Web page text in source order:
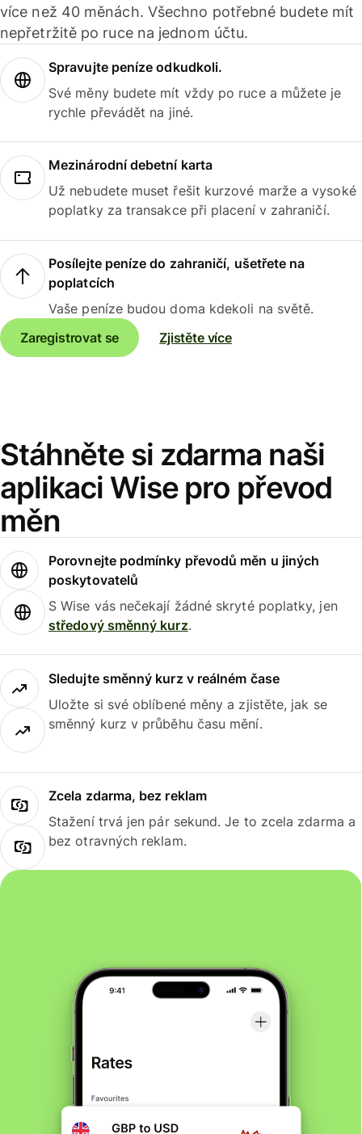
více než 40 měnách. Všechno potřebné budete mít
nepřetržitě po ruce na jednom účtu.
Spravujte peníze odkudkoli.
Své měny budete mít vždy po ruce a můžete je
rychle převádět na jiné.
Mezinárodní debetní karta
Už nebudete muset řešit kurzové marže a vysoké
poplatky za transakce při placení v zahraničí.
Posílejte peníze do zahraničí, ušetřete na
poplatcích
Vaše peníze budou doma kdekoli na světě.
Zaregistrovat se
Zjistěte více
Stáhněte si zdarma naši
aplikaci Wise pro převod
měn
Porovnejte podmínky převodů měn u jiných
poskytovatelů
S Wise vás nečekají žádné skryté poplatky, jen
středový směnný kurz.
Sledujte směnný kurz v reálném čase
Uložte si své oblíbené měny a zjistěte, jak se
směnný kurz v průběhu času mění.
Zcela zdarma, bez reklam
Stažení trvá jen pár sekund. Je to zcela zdarma a
bez otravných reklam.